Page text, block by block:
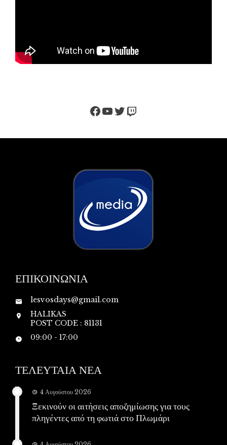
Facebook
YouTube
Twitter
Twitch
ΕΠΙΚΟΙΝΩΝΙΑ
lesvosdays@gmail.com
HALIKAS
POST CODE : 81131
09:00 - 17:00
ΤΕΛΕΥΤΑΙΑ ΝΕΑ
4 Αυγούστου 2026
Ξεκινούν οι αιτήσεις αποζημίωσης για τους
πληγέντες από τη φωτιά στο Πλωμάρι